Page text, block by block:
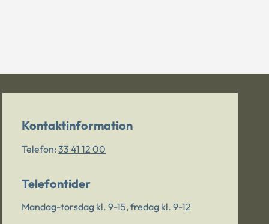
Kontaktinformation
Telefon: 33 41 12 00
Telefontider
Mandag-torsdag kl. 9-15, fredag kl. 9-12